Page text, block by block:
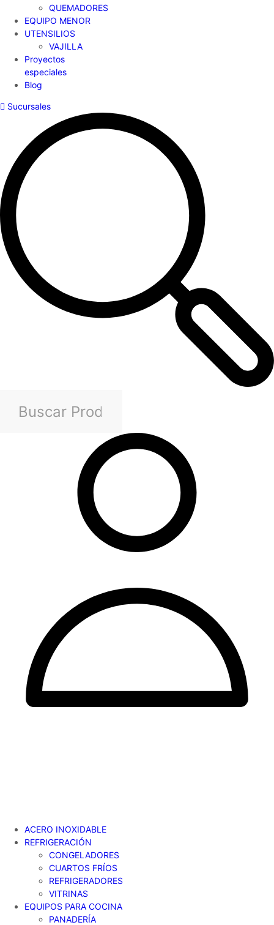
QUEMADORES
EQUIPO MENOR
UTENSILIOS
VAJILLA
Proyectos
especiales
Blog
Sucursales
ACERO INOXIDABLE
REFRIGERACIÓN
CONGELADORES
CUARTOS FRÍOS
REFRIGERADORES
VITRINAS
EQUIPOS PARA COCINA
PANADERÍA